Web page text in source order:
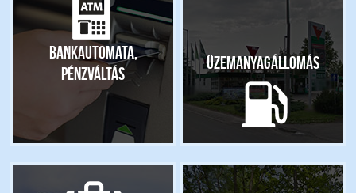
Bankautomata,
pénzváltás
Üzemanyagállomás